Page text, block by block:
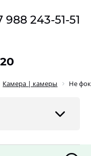
988 243-51-51
Камера | камеры Не